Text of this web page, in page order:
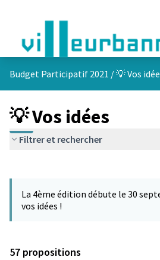
Budget Participatif 2021 /💡 Vos
💡 Vos idées
Filtrer et rechercher
La 4ème édition débute le 30
vos idées !
57 propositions